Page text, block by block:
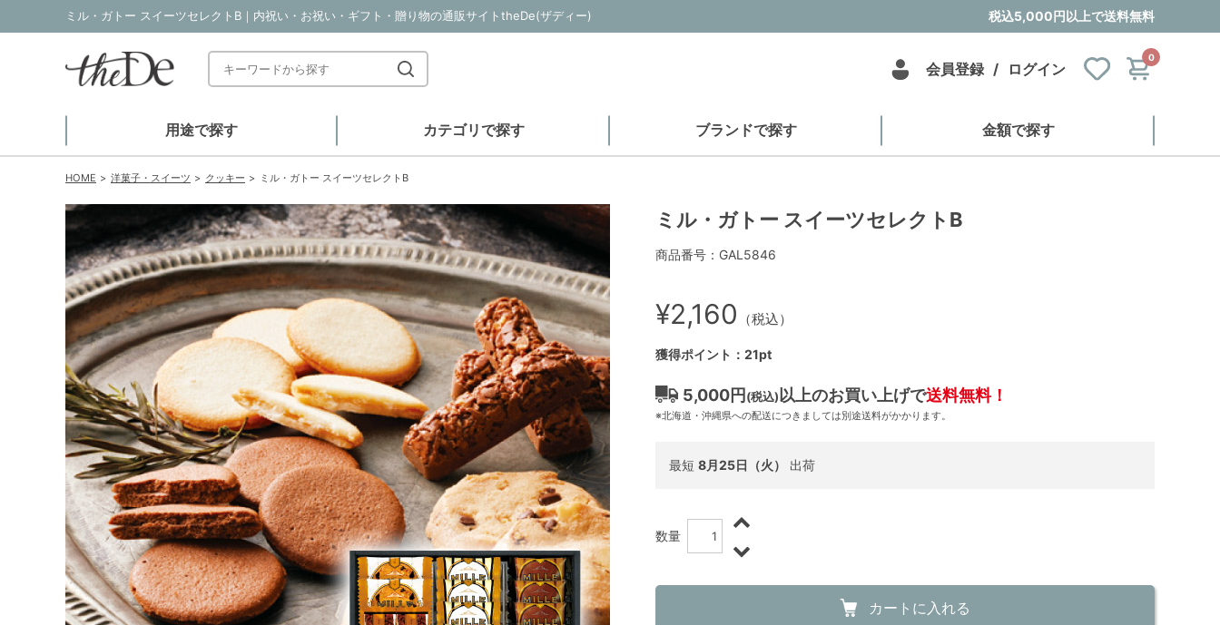
ミル・ガトー スイーツセレクトB｜内祝い・お祝い・ギフト・贈り物の通販サイトtheDe(ザディー) 税込5,000円以上で送料無料
会員登録 / ログイン
0
用途で探す カテゴリで探す ブランドで探す 金額で探す
HOME 洋菓子・スイーツ クッキー ミル・ガトー スイーツセレクトB
ミル・ガトー スイーツセレクトB
商品番号：GAL5846
¥2,160 （税込）
獲得ポイント：21pt
5,000円 (税込) 以上のお買い上げで送料無料！
※北海道・沖縄県への配送につきましては別途送料がかかります。
最短 8月25日（火） 出荷
数量
カートに入れる